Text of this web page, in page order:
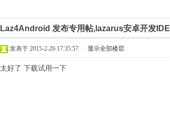
Laz4Android 发布专用帖,lazarus安卓开发IDE
发表于 2015-2-26 17:35:57 显示全部楼层
太好了 下载试用一下